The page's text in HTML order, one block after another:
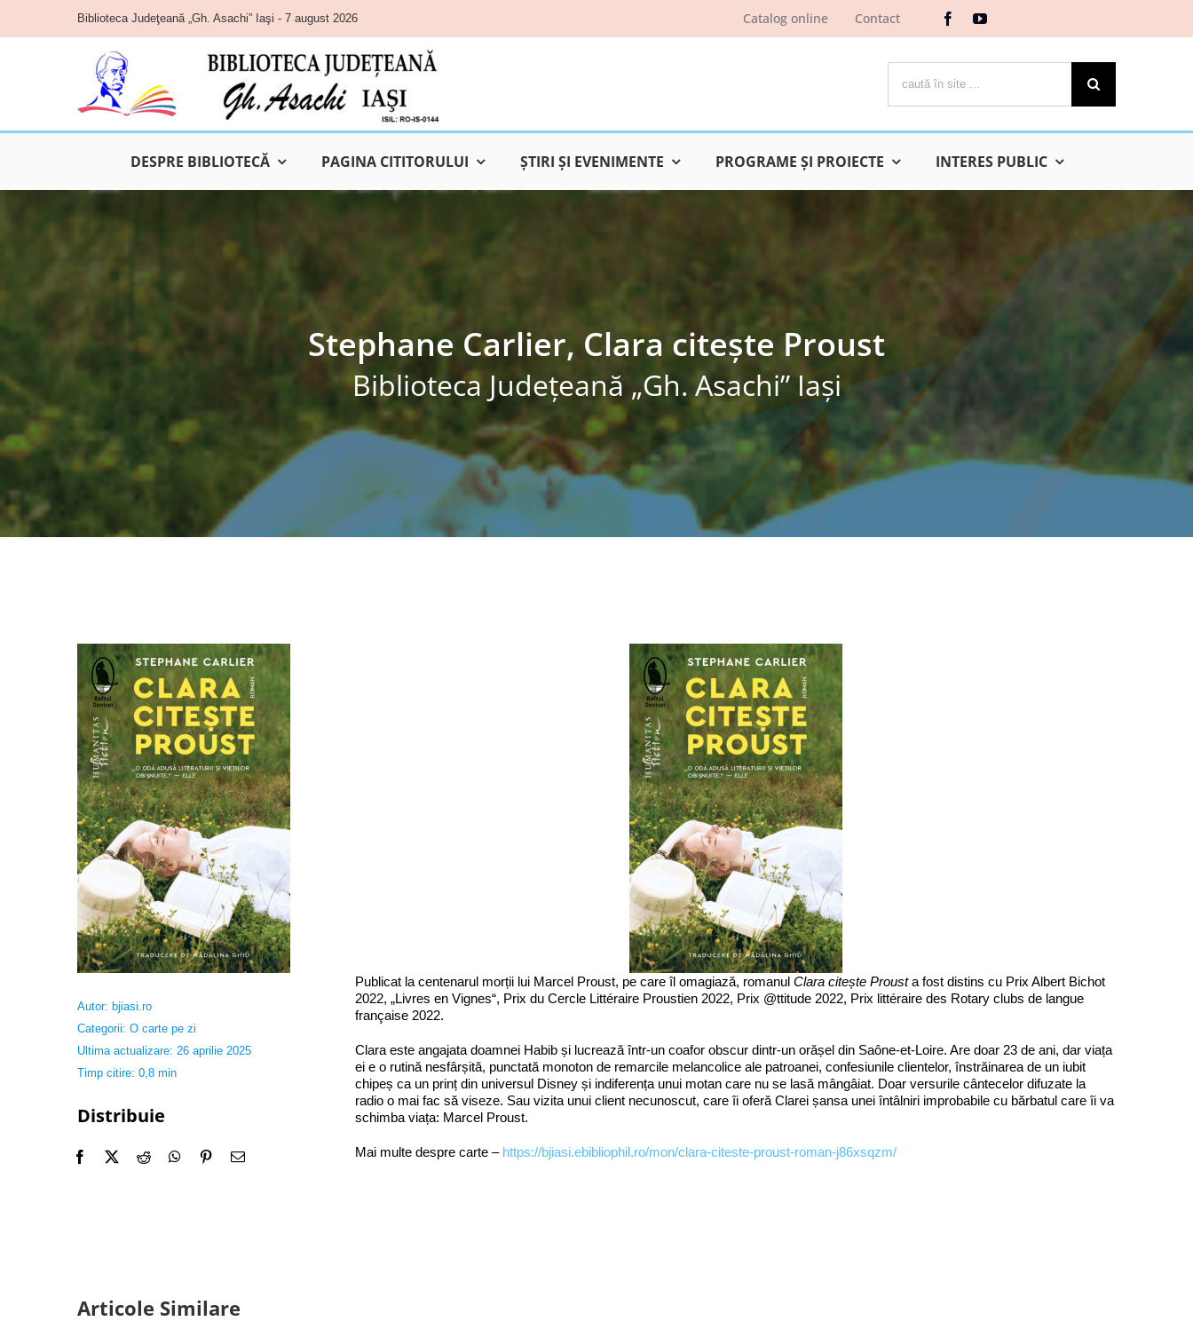
content
Biblioteca Judeţeană „Gh. Asachi” Iaşi - 7 august 2026 Catalog online Contact
DESPRE BIBLIOTECĂ PAGINA CITITORULUI ŞTIRI ŞI EVENIMENTE PROGRAME ŞI PROIECTE INTERES PUBLIC
Stephane Carlier, Clara citește Proust
Biblioteca Judeţeană „Gh. Asachi” Iaşi
Autor: bjiasi.ro
Categorii: O carte pe zi
Ultima actualizare: 26 aprilie 2025
Timp citire: 0,8 min
Distribuie
Publicat la centenarul morții lui Marcel Proust, pe care îl omagiază, romanulClara citește Prousta fost distins cu Prix Albert Bichot
2022, „Livres en Vignes“, Prix du Cercle Littéraire Proustien 2022, Prix @ttitude 2022, Prix littéraire des Rotary clubs de langue
française 2022.
Clara este angajata doamnei Habib și lucrează într-un coafor obscur dintr-un orășel din Saône-et-Loire. Are doar 23 de ani, dar viața
ei e o rutină nesfârșită, punctată monoton de remarcile melancolice ale patroanei, confesiunile clientelor, înstrăinarea de un iubit
chipeș ca un prinț din universul Disney și indiferența unui motan care nu se lasă mângâiat. Doar versurile cântecelor difuzate la
radio o mai fac să viseze. Sau vizita unui client necunoscut, care îi oferă Clarei șansa unei întâlniri improbabile cu bărbatul care îi va
schimba viața: Marcel Proust.
Mai multe despre carte – https://bjiasi.ebibliophil.ro/mon/clara-citeste-proust-roman-j86xsqzm/
Articole Similare